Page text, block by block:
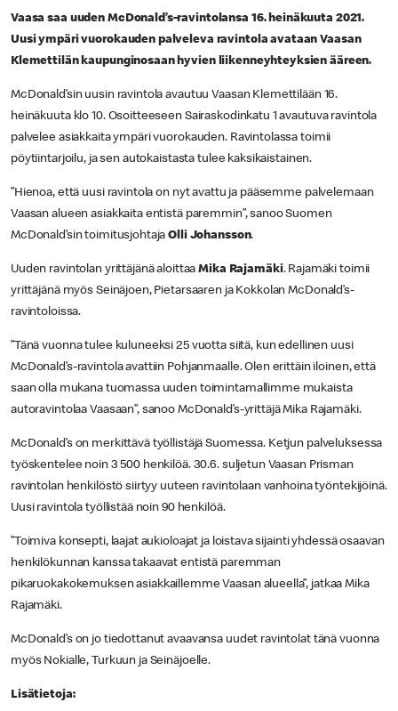
Vaasa saa uuden McDonald’s-ravintolansa 16. heinäkuuta 2021.
Uusi ympäri vuorokauden palveleva ravintola avataan Vaasan
Klemettilän kaupunginosaan hyvien liikenneyhteyksien ääreen.
McDonald’sin uusin ravintola avautuu Vaasan Klemettilään 16.
heinäkuuta klo 10. Osoitteeseen Sairaskodinkatu 1 avautuva ravintola
palvelee asiakkaita ympäri vuorokauden. Ravintolassa toimii
pöytiintarjoilu, ja sen autokaistasta tulee kaksikaistainen.
”Hienoa, että uusi ravintola on nyt avattu ja pääsemme palvelemaan
Vaasan alueen asiakkaita entistä paremmin”, sanoo Suomen
McDonald’sin toimitusjohtajaOlli Johansson.
Uuden ravintolan yrittäjänä aloittaaMika Rajamäki. Rajamäki toimii
yrittäjänä myös Seinäjoen, Pietarsaaren ja Kokkolan McDonald’s-
ravintoloissa.
”Tänä vuonna tulee kuluneeksi 25 vuotta siitä, kun edellinen uusi
McDonald’s-ravintola avattiin Pohjanmaalle. Olen erittäin iloinen, että
saan olla mukana tuomassa uuden toimintamallimme mukaista
autoravintolaa Vaasaan”, sanoo McDonald’s-yrittäjä Mika Rajamäki.
McDonald’s on merkittävä työllistäjä Suomessa. Ketjun palveluksessa
työskentelee noin 3 500 henkilöä. 30.6. suljetun Vaasan Prisman
ravintolan henkilöstö siirtyy uuteen ravintolaan vanhoina työntekijöinä.
Uusi ravintola työllistää noin 90 henkilöä.
”Toimiva konsepti, laajat aukioloajat ja loistava sijainti yhdessä osaavan
henkilökunnan kanssa takaavat entistä paremman
pikaruokakokemuksen asiakkaillemme Vaasan alueella”, jatkaa Mika
Rajamäki.
McDonald’s on jo tiedottanut avaavansa uudet ravintolat tänä vuonna
myös Nokialle, Turkuun ja Seinäjoelle.
Lisätietoja: